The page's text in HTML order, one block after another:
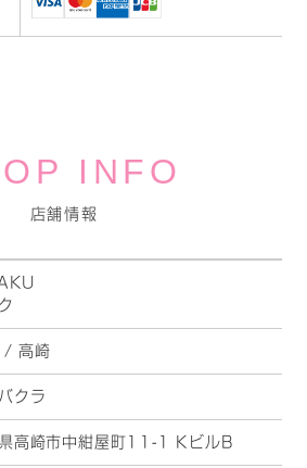
INFO
店舗情報
/ 高崎
クラ
高崎市中紺屋町11-1 KビルB